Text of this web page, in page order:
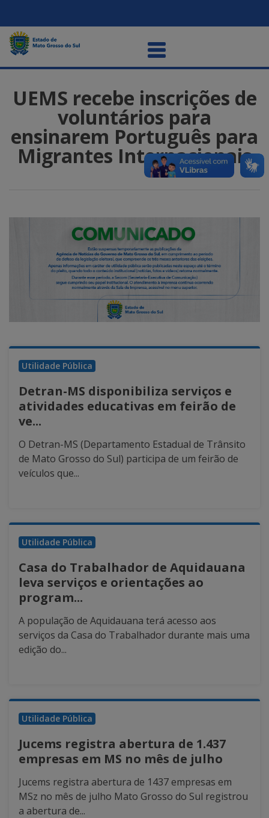
UEMS recebe inscrições de
voluntários para
ensinarem Português para
Migrantes Internacionais
Utilidade Pública
Detran-MS disponibiliza serviços e
atividades educativas em feirão de
ve...
O Detran-MS (Departamento Estadual de Trânsito
de Mato Grosso do Sul) participa de um feirão de
veículos que...
Utilidade Pública
Casa do Trabalhador de Aquidauana
leva serviços e orientações ao
program...
A população de Aquidauana terá acesso aos
serviços da Casa do Trabalhador durante mais uma
edição do...
Utilidade Pública
Jucems registra abertura de 1.437
empresas em MS no mês de julho
Jucems registra abertura de 1437 empresas em
MSz no mês de julho Mato Grosso do Sul registrou
a abertura de...